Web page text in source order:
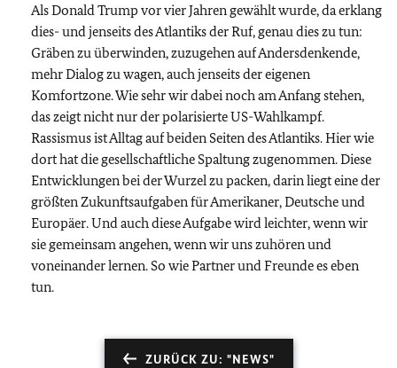
Als Donald Trump vor vier Jahren gewählt wurde, da erklang
dies- und jenseits des Atlantiks der Ruf, genau dies zu tun:
Gräben zu überwinden, zuzugehen auf Andersdenkende,
mehr Dialog zu wagen, auch jenseits der eigenen
Komfortzone. Wie sehr wir dabei noch am Anfang stehen,
das zeigt nicht nur der polarisierte US-Wahlkampf.
Rassismus ist Alltag auf beiden Seiten des Atlantiks. Hier wie
dort hat die gesellschaftliche Spaltung zugenommen. Diese
Entwicklungen bei der Wurzel zu packen, darin liegt eine der
größten Zukunftsaufgaben für Amerikaner, Deutsche und
Europäer. Und auch diese Aufgabe wird leichter, wenn wir
sie gemeinsam angehen, wenn wir uns zuhören und
voneinander lernen. So wie Partner und Freunde es eben
tun.
ZURÜCK ZU: "NEWS"